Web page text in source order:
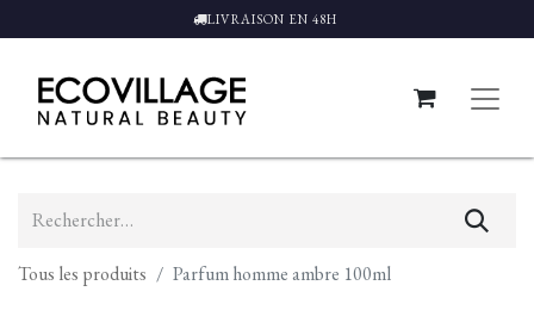
LIVRAISON EN 48H
Tous les produits Parfum homme ambre 100ml